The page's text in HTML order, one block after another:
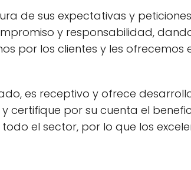
de sus expectativas y
y responsabilidad,
por los clientes y les ofrecemos
es receptivo y ofrece
certifique por su cuenta el
el sector, por lo que los